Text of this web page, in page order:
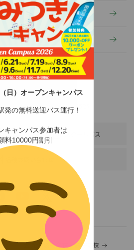
日）オープンキャンパス
発の無料送迎バス運行！
キャンパス参加者は
料10000円割引
兵庫県赤穂市新田380-3
（代）FAX：0791-46-2526
スクールバス
金光大阪中学校・高等学校